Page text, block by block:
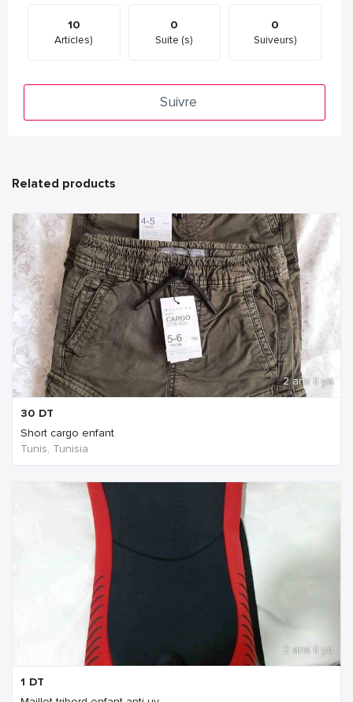
10
Articles)
0
Suite (s)
0
Suiveurs)
Suivre
Related products
2 ans Il ya
30 DT
Short cargo enfant
Tunis, Tunisia
2 ans Il ya
1 DT